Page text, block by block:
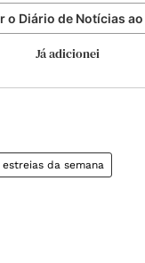
o Diário de Notícias
Já adicionei
estreias da semana